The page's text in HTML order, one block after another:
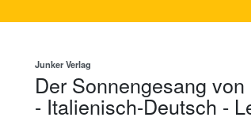
Junker Verlag
Der Sonnengesang
- Italienisch-Deutsch -